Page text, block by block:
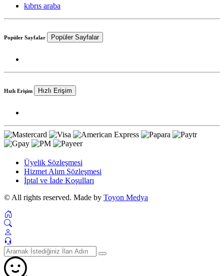
kıbrıs araba
Popüler Sayfalar Popüler Sayfalar
Hızlı Erişim Hızlı Erişim
Üyelik Sözleşmesi
Hizmet Alım Sözleşmesi
İptal ve İade Koşulları
© All rights reserved. Made by Toyon Medya